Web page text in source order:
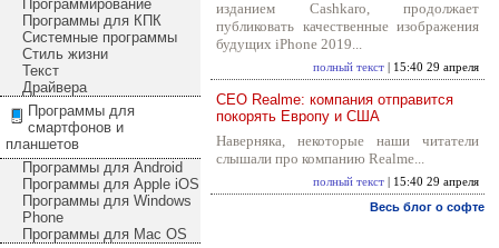
Программирование
Программы для КПК
Системные программы
Стиль жизни
Текст
Драйвера
Программы для
смартфонов и
планшетов
Программы для Android
Программы для Apple iOS
Программы для Windows
Phone
Программы для Mac OS
изданием Cashkaro, продолжает
публиковать качественные изображения
будущих iPhone 2019...
полный текст | 15:40 29 апреля
CEO Realme: компания отправится
покорять Европу и США
Наверняка, некоторые наши читатели
слышали про компанию Realme...
полный текст | 15:40 29 апреля
Весь блог о софте